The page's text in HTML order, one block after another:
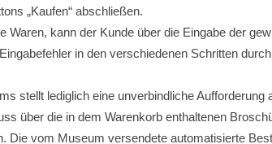
„Kaufen“ abschließen.
Waren, kann der Kunde über die Eingabe der
in den verschiedenen Schritten
stellt lediglich eine unverbindliche
über die in dem Warenkorb enthaltenen
Die vom Museum versendete automatisierte